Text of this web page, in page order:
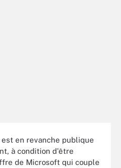
en revanche publique
à condition d'être
de Microsoft qui couple